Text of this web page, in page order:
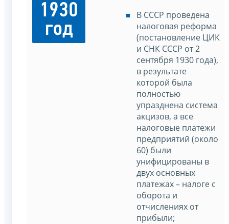
1930
год
В СССР проведена
налоговая реформа
(постановление ЦИК
и СНК СССР от 2
сентября 1930 года),
в результате
которой была
полностью
упразднена система
акцизов, а все
налоговые платежи
предприятий (около
60) были
унифицированы в
двух основных
платежах – налоге с
оборота и
отчислениях от
прибыли;